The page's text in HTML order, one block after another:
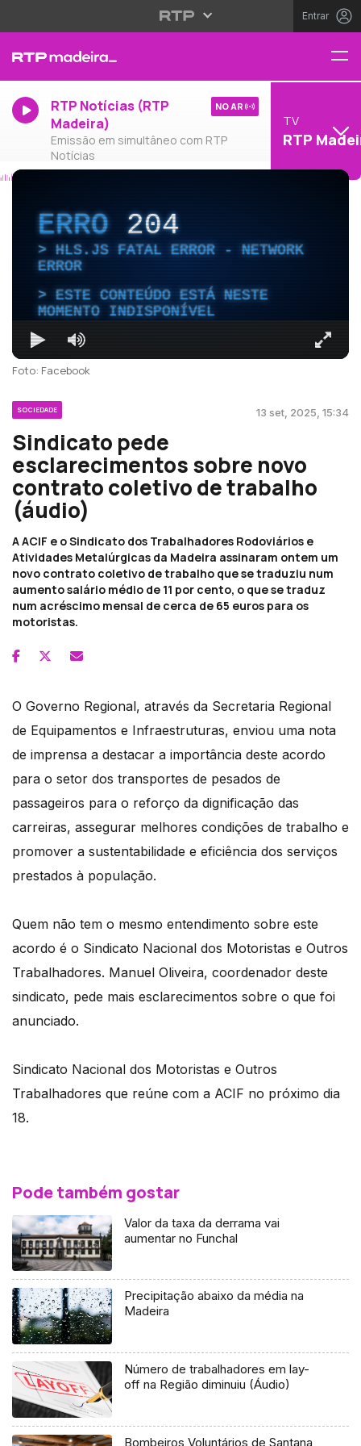
Entrar
RTP Notícias (RTP
Madeira)
Emissão em simultâneo com RTP
Notícias
NO AR
TV
RTP
ERRO204
HLS.JS FATAL ERROR - NETWORK
ERROR
ESTE CONTEÚDO ESTÁ NESTE
MOMENTO INDISPONÍVEL
Foto: Facebook
SOCIEDADE 13 set, 2025, 15:34
Sindicato pede
esclarecimentos sobre novo
contrato coletivo de trabalho
(áudio)
A ACIF e o Sindicato dos Trabalhadores Rodoviários e
Atividades Metalúrgicas da Madeira assinaram ontem um
novo contrato coletivo de trabalho que se traduziu num
aumento salário médio de 11 por cento, o que se traduz
num acréscimo mensal de cerca de 65 euros para os
motoristas.
O Governo Regional, através da Secretaria Regional
de Equipamentos e Infraestruturas, enviou uma nota
de imprensa a destacar a importância deste acordo
para o setor dos transportes de pesados de
passageiros para o reforço da dignificação das
carreiras, assegurar melhores condições de trabalho e
promover a sustentabilidade e eficiência dos serviços
prestados à população.
Quem não tem o mesmo entendimento sobre este
acordo é o Sindicato Nacional dos Motoristas e Outros
Trabalhadores. Manuel Oliveira, coordenador deste
sindicato, pede mais esclarecimentos sobre o que foi
anunciado.
Sindicato Nacional dos Motoristas e Outros
Trabalhadores que reúne com a ACIF no próximo dia
18.
Pode também gostar
Valor da taxa da derrama vai
aumentar no Funchal
Precipitação abaixo da média na
Madeira
Número de trabalhadores em lay-
off na Região diminuiu (Áudio)
Bombeiros Voluntários de Santana